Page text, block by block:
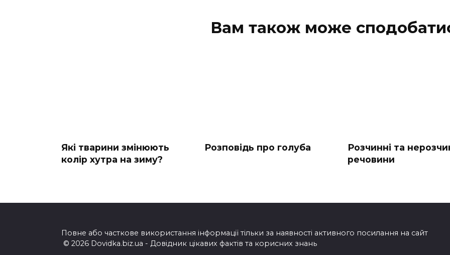
Вам також може
Які тварини змінюють
колір хутра на зиму?
Розповідь про голуба
Розчинні та
речовини
Повне або часткове використання інформації тільки за наявності активного посилання на сайт
© 2026 Dovidka.biz.ua - Довідник цікавих фактів та корисних знань